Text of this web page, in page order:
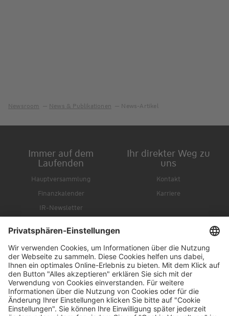
Newsroom News & Publikationen News-Artikel
Immer auf dem
Laufenden
Hauptversammlung
Finanzkalender
IR-Newsletter
Ihr direkter Weg zu
uns
Kontakt
Karriere